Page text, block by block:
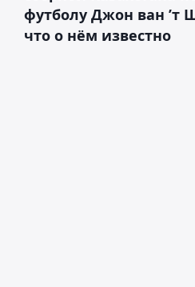
футболу Джон ван ’т
что о нём известно